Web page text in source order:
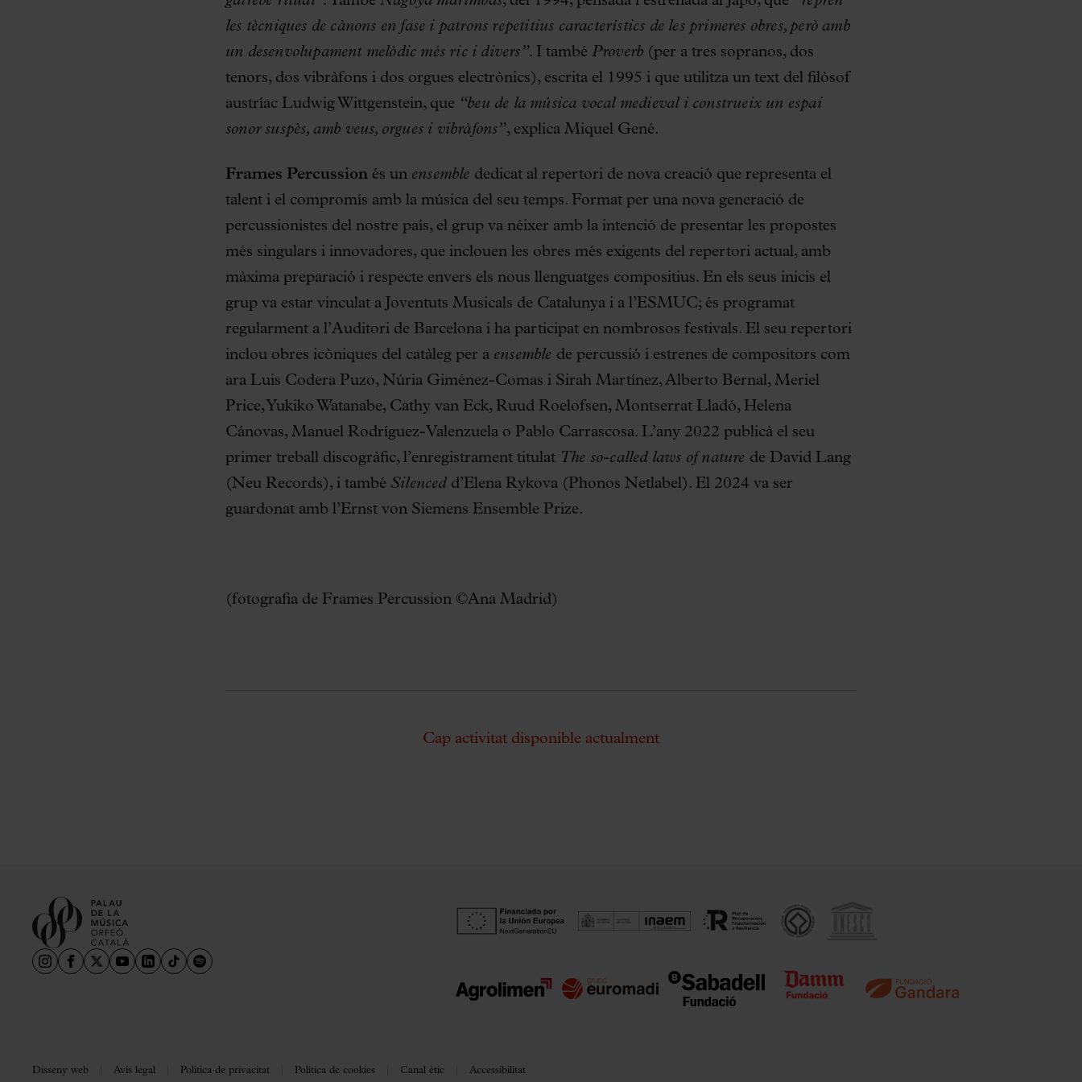
les tècniques de cànons en fase i patrons repetitius característics de les primeres obres, però amb
un desenvolupament melòdic més ric i divers”. I també Proverb (per a tres sopranos, dos
tenors, dos vibràfons i dos orgues electrònics), escrita el 1995 i que utilitza un text del filòsof
austríac Ludwig Wittgenstein, que “beu de la música vocal medieval i construeix un espai
sonor suspès, amb veus, orgues i vibràfons”, explica Miquel Gené.
Frames Percussion és un ensemble dedicat al repertori de nova creació que representa el
talent i el compromís amb la música del seu temps. Format per una nova generació de
percussionistes del nostre país, el grup va néixer amb la intenció de presentar les propostes
més singulars i innovadores, que inclouen les obres més exigents del repertori actual, amb
màxima preparació i respecte envers els nous llenguatges compositius. En els seus inicis el
grup va estar vinculat a Joventuts Musicals de Catalunya i a l’ESMUC; és programat
regularment a l’Auditori de Barcelona i ha participat en nombrosos festivals. El seu repertori
inclou obres icòniques del catàleg per a ensemble de percussió i estrenes de compositors com
ara Luis Codera Puzo, Núria Giménez-Comas i Sirah Martínez, Alberto Bernal, Meriel
Price, Yukiko Watanabe, Cathy van Eck, Ruud Roelofsen, Montserrat Lladó, Helena
Cánovas, Manuel Rodríguez-Valenzuela o Pablo Carrascosa. L’any 2022 publicà el seu
primer treball discogràfic, l’enregistrament titulat The so-called laws of nature de David Lang
(Neu Records), i també Silencedd’Elena Rykova (Phonos Netlabel). El 2024 va ser
guardonat amb l’Ernst von Siemens Ensemble Prize.
(fotografia de Frames Percussion ©Ana Madrid)
Cap activitat disponible actualment
Disseny web Avís legal Política de privacitat Política de cookies Canal ètic Accessibilitat